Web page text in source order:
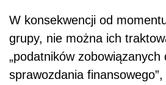
W konsekwencji od
grupy, nie można ich
„podatników
sprawozdania